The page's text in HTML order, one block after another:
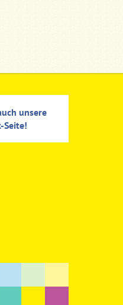
unsere
Seite!